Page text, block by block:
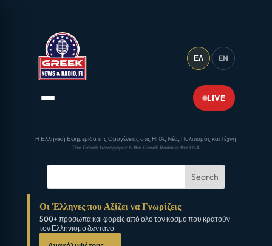
ΕΛ | EN
LIVE
Η Ελληνική Εφημερίδα της Ομογένειας στις ΗΠΑ, Νέα, Πολιτισμός και Τέχνη
The Greek Newspaper & the Greek Radio in the USA
Οι Έλληνες που Αξίζει να Γνωρίζεις
500+ πρόσωπα και φορείς από όλο τον κόσμο που κρατούν
τον Ελληνισμό ζωντανό